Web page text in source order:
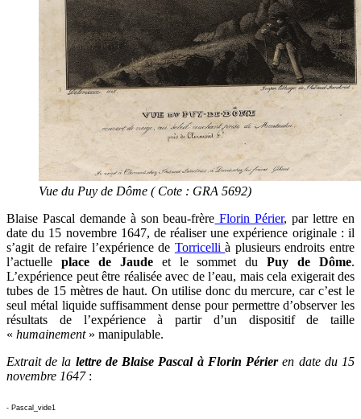
Vue du Puy de Dôme ( Cote : GRA 5692)
Blaise Pascal demande à son beau-frère Florin Périer, par lettre en
date du 15 novembre 1647, de réaliser une expérience originale : il
s’agit de refaire l’expérience de Torricellià plusieurs endroits entre
l’actuelle place de Jaudeet le sommet du Puy de Dôme.
L’expérience peut être réalisée avec de l’eau, mais cela exigerait des
tubes de 15 mètres de haut. On utilise donc du mercure, car c’est le
seul métal liquide suffisamment dense pour permettre d’observer les
résultats de l’expérience à partir d’un dispositif de taille
« humainement» manipulable.
Extrait de la lettre de Blaise Pascal à Florin Périeren date du 15
novembre 1647:
- Pascal_vide1